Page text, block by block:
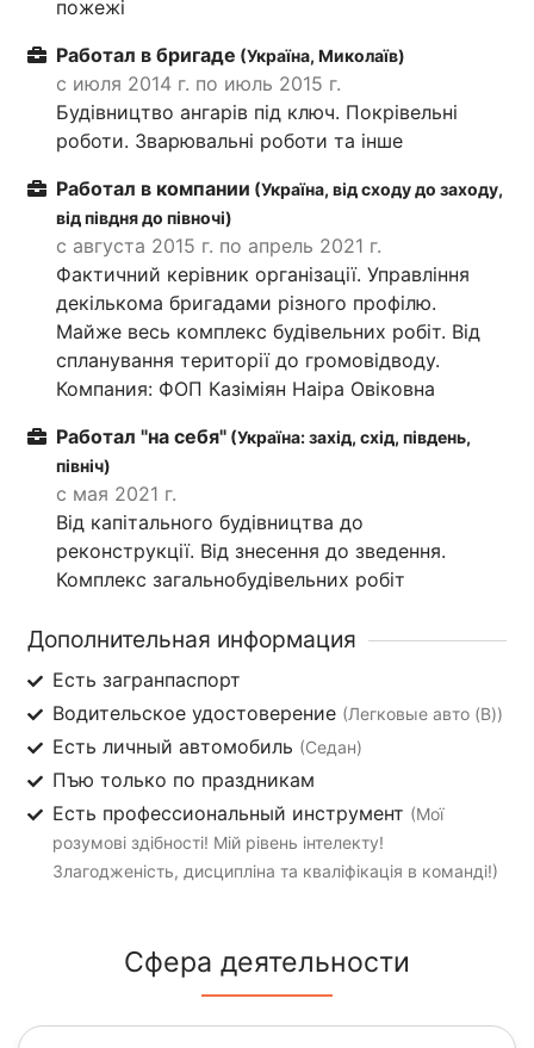
пожежі
Работал в бригаде (Україна, Миколаїв)
с июля 2014 г. по июль 2015 г.
Будівництво ангарів під ключ. Покрівельні
роботи. Зварювальні роботи та інше
Работал в компании (Україна, від сходу до заходу,
від півдня до півночі)
с августа 2015 г. по апрель 2021 г.
Фактичний керівник організації. Управління
декількома бригадами різного профілю.
Майже весь комплекс будівельних робіт. Від
спланування території до громовідводу.
Компания: ФОП Казіміян Наіра Овіковна
Работал "на себя" (Україна: захід, схід, південь,
північ)
с мая 2021 г.
Від капітального будівництва до
реконструкції. Від знесення до зведення.
Комплекс загальнобудівельних робіт
Дополнительная информация
Есть загранпаспорт
Водительское удостоверение (Легковые авто (B))
Есть личный автомобиль (Седан)
Пъю только по праздникам
Есть профессиональный инструмент (Мої
розумові здібності! Мій рівень інтелекту!
Злагодженість, дисципліна та кваліфікація в команді!)
Сфера деятельности